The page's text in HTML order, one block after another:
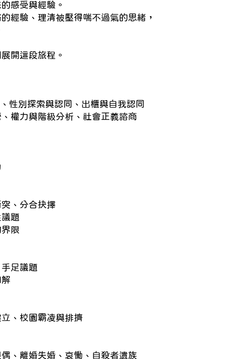
感受與經驗。
經驗、理清被壓得喘不過氣的思緒，
開這段旅程。
性別探索與認同、出櫃與自我認同
權力與階級分析、社會正義諮商
、分合抉擇
題
限
足議題
、校園霸凌與排擠
、離婚失婚、哀慟、自殺者遺族